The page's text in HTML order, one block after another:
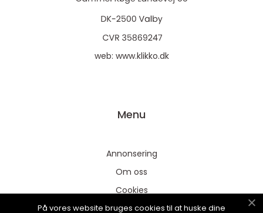
web: www.klikko.dk
Menu
Annonsering
Om oss
Cookies
Kontakta oss
På vores website bruges cookies til at huske dine